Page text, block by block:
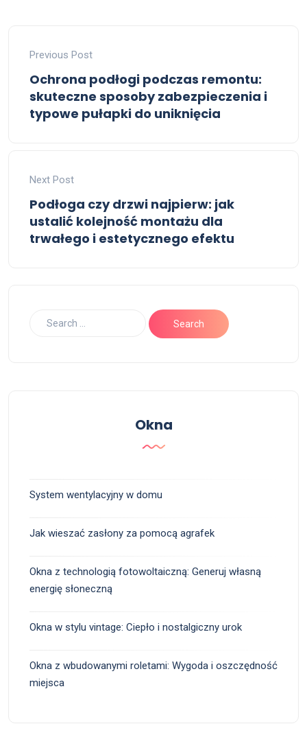
Previous Post
Ochrona podłogi podczas remontu:
skuteczne sposoby zabezpieczenia i
typowe pułapki do uniknięcia
Next Post
Podłoga czy drzwi najpierw: jak
ustalić kolejność montażu dla
trwałego i estetycznego efektu
Okna
System wentylacyjny w domu
Jak wieszać zasłony za pomocą agrafek
Okna z technologią fotowoltaiczną: Generuj własną
energię słoneczną
Okna w stylu vintage: Ciepło i nostalgiczny urok
Okna z wbudowanymi roletami: Wygoda i oszczędność
miejsca